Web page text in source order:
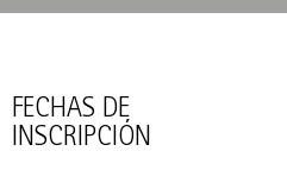
FECHAS DE
INSCRIPCIÓN